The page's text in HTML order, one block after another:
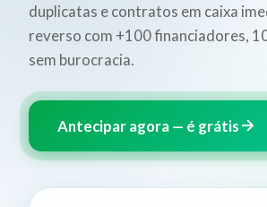
duplicatas e contratos em caixa
reverso com +100 financiadores,
sem burocracia.
Antecipar agora — é grátis